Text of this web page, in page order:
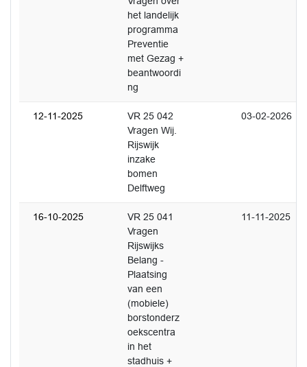
het landelijk
programma
Preventie
met Gezag +
beantwoordi
ng
12-11-2025
VR 25 042
Vragen Wij.
Rijswijk
inzake
bomen
Delftweg
03-02-2026
16-10-2025
VR 25 041
Vragen
Rijswijks
Belang -
Plaatsing
van een
(mobiele)
borstonderz
oekscentra
in het
stadhuis +
11-11-2025